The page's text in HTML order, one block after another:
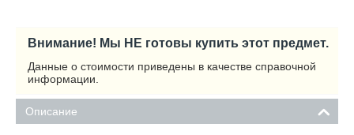
Внимание! Мы НЕ готовы купить этот предмет.
Данные о стоимости приведены в качестве справочной
информации.
Описание